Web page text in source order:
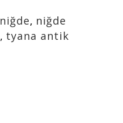
niğde, niğde
, tyana antik